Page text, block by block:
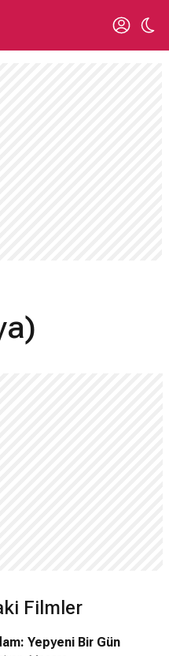
Filmler
Yepyeni Bir Gün